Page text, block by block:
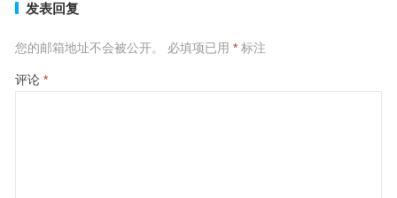
发表回复
您的邮箱地址不会被公开。 必填项已用 *标注
评论 *